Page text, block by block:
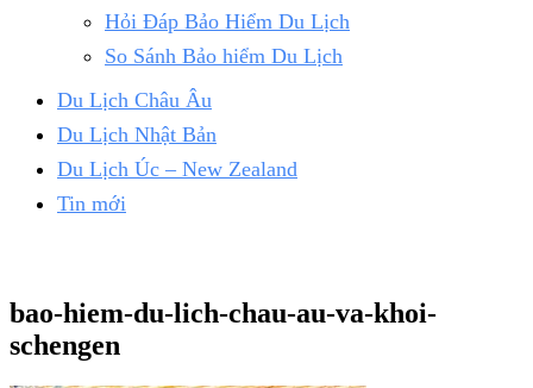
Hỏi Đáp Bảo Hiểm Du Lịch
So Sánh Bảo hiểm Du Lịch
Du Lịch Châu Âu
Du Lịch Nhật Bản
Du Lịch Úc – New Zealand
Tin mới
bao-hiem-du-lich-chau-au-va-khoi-
schengen